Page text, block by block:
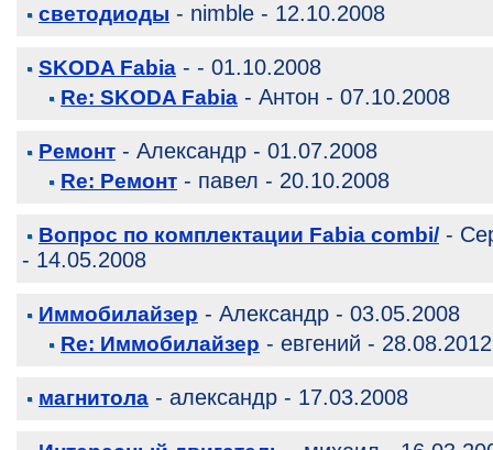
светодиоды - nimble - 12.10.2008
SKODA Fabia - - 01.10.2008
Re: SKODA Fabia - Антон - 07.10.2008
Ремонт - Александр - 01.07.2008
Re: Ремонт - павел - 20.10.2008
Вопрос по комплектации Fabia combi/ -
- 14.05.2008
Иммобилайзер - Александр - 03.05.2008
Re: Иммобилайзер - евгений - 28.08.2012
магнитола - александр - 17.03.2008